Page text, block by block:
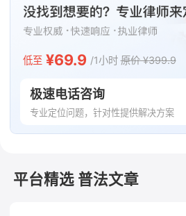
1.一定要正式地开线下会议
形成会议纪要就一定要集中
是，开会可以面对面地集中线下
作出具体规定。
越好。
低至 ¥69.9 /1小时 原价 ¥399.9
极速电话咨询
专业定位问题，针对性提供解决方案
平台精选 普法文章